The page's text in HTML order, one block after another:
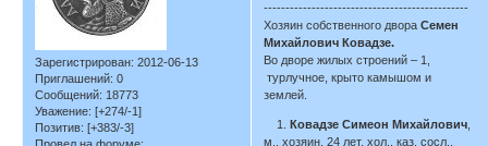
Зарегистрирован: 2012-06-13
Приглашений: 0
Сообщений: 18773
Уважение: [+274/-1]
Позитив: [+383/-3]
-----------------------------------------------
Хозяин собственного двораСемен
Михайлович Ковадзе.
Во дворе жилых строений – 1,
турлучное, крыто камышом и
землей.
1.Ковадзе Симеон Михайлович
м., хозяин, 24 лет, хол., каз. сосл.,